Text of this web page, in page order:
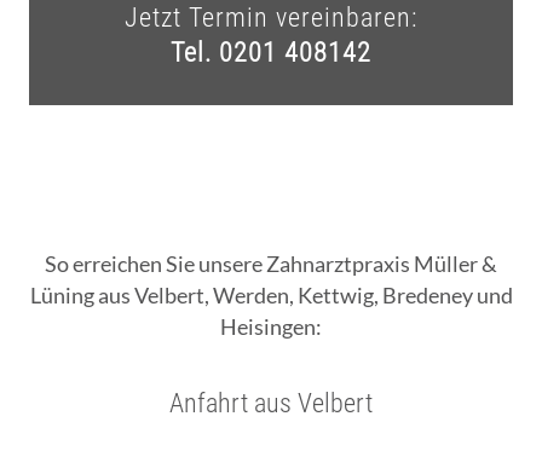
Jetzt Termin vereinbaren:
Tel. 0201 408142
So erreichen Sie unsere Zahnarztpraxis Müller &
Lüning aus Velbert, Werden, Kettwig, Bredeney und
Heisingen:
Anfahrt aus Velbert